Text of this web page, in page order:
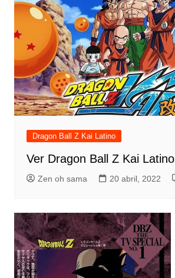
Dragon Ball Z Kai Latino
Ver Dragon Ball Z Kai Latino
Zen oh sama 20 abril, 2022